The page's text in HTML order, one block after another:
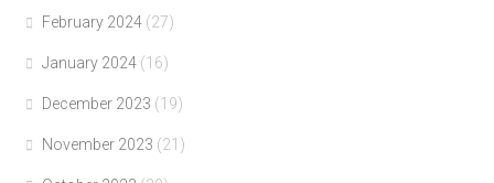
February 2024 (27)
January 2024 (16)
December 2023 (19)
November 2023 (21)